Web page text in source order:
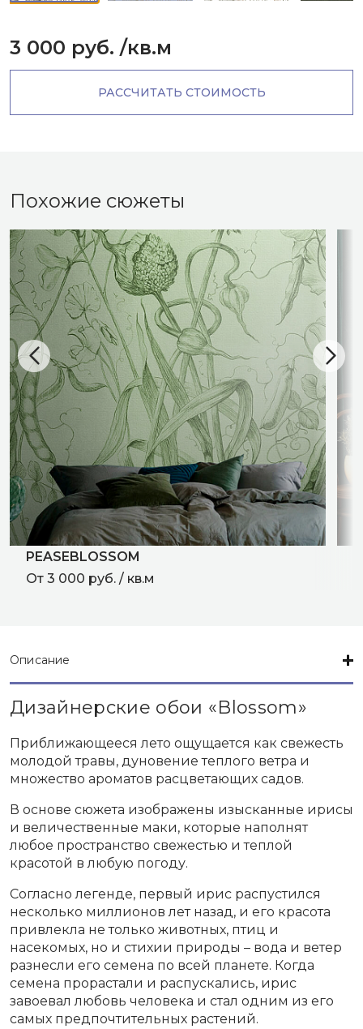
3 000 руб. /кв.м
РАССЧИТАТЬ СТОИМОСТЬ
Похожие сюжеты
PEASEBLOSSOM
От 3 000 руб. / кв.м
Описание
Дизайнерские обои «Blossom»
Приближающееся лето ощущается как свежесть
молодой травы, дуновение теплого ветра и
множество ароматов расцветающих садов.
В основе сюжета изображены изысканные ирисы
и величественные маки, которые наполнят
любое пространство свежестью и теплой
красотой в любую погоду.
Согласно легенде, первый ирис распустился
несколько миллионов лет назад, и его красота
привлекла не только животных, птиц и
насекомых, но и стихии природы – вода и ветер
разнесли его семена по всей планете. Когда
семена прорастали и распускались, ирис
завоевал любовь человека и стал одним из его
самых предпочтительных растений.